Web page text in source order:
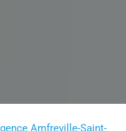
Amfreville-Saint-